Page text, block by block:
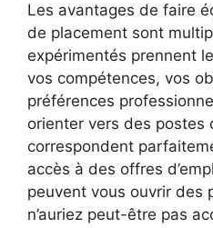
Les avantages de faire
de placement sont
expérimentés prennent
vos compétences, vos
préférences
orienter vers des postes
correspondent
accès à des offres
peuvent vous ouvrir des
n’auriez peut-être pas